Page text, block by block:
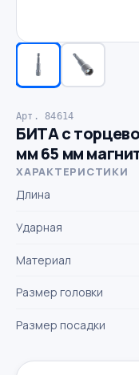
Арт. 84614
БИТА с
мм 65 мм
ХАРАКТЕРИСТИКИ
Длина
Ударная
Материал
Размер головки
Размер посадки